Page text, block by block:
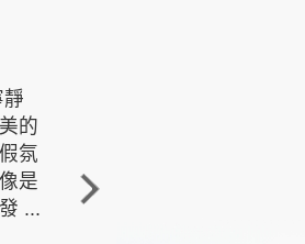
的
氛
是
...
角的端點，冬季海浪拍打
著礁岸，旺盛的侵蝕作